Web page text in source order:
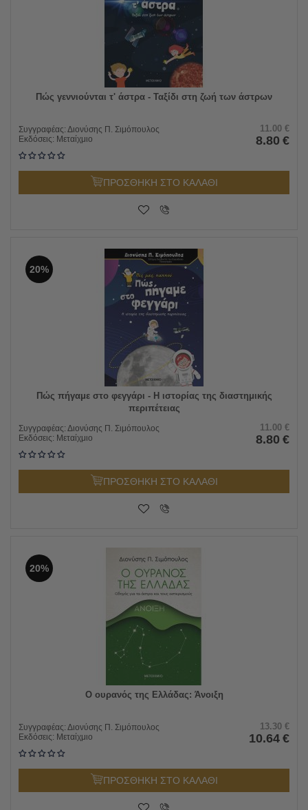
Πώς γεννιούνται τ' άστρα - Ταξίδι στη ζωή των άστρων
Συγγραφέας: Διονύσης Π. Σιμόπουλος
Εκδόσεις: Μεταίχμιο
11.00 €
8.80 €
ΠΡΟΣΘΗΚΗ ΣΤΟ ΚΑΛΑΘΙ
20%
Πώς πήγαμε στο φεγγάρι - Η ιστορίας της διαστημικής
περιπέτειας
Συγγραφέας: Διονύσης Π. Σιμόπουλος
Εκδόσεις: Μεταίχμιο
11.00 €
8.80 €
ΠΡΟΣΘΗΚΗ ΣΤΟ ΚΑΛΑΘΙ
20%
Ο ουρανός της Ελλάδας: Άνοιξη
Συγγραφέας: Διονύσης Π. Σιμόπουλος
Εκδόσεις: Μεταίχμιο
13.30 €
10.64 €
ΠΡΟΣΘΗΚΗ ΣΤΟ ΚΑΛΑΘΙ